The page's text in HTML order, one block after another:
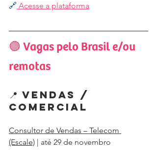
🔗 Acesse a plataforma
🟣 Vagas pelo Brasil e/ou
remotas
📍 Vendas /
Comercial
Consultor de Vendas – Telecom
(Escale) | até 29 de novembro